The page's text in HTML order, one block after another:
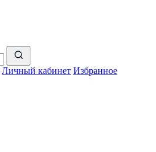
Личный кабинет Избранное